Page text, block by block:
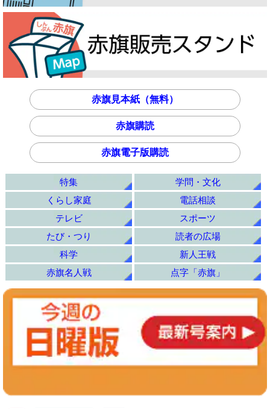
赤旗見本紙（無料）
赤旗購読
赤旗電子版購読
特集
学問・文化
くらし家庭
電話相談
テレビ
スポーツ
たび・つり
読者の広場
科学
新人王戦
赤旗名人戦
点字「赤旗」